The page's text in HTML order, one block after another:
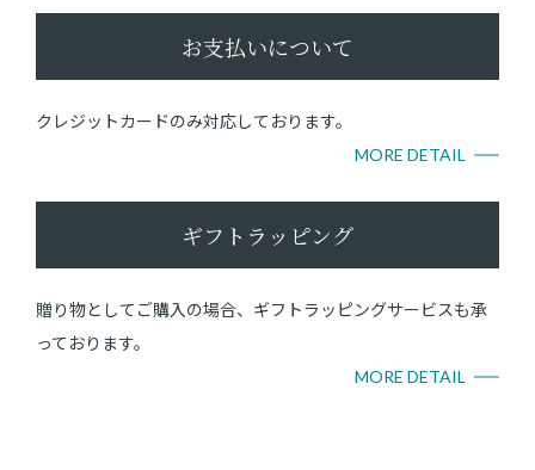
お支払いについて
クレジットカードのみ対応しております。
MORE DETAIL
ギフトラッピング
贈り物としてご購入の場合、ギフトラッピングサービスも承
っております。
MORE DETAIL